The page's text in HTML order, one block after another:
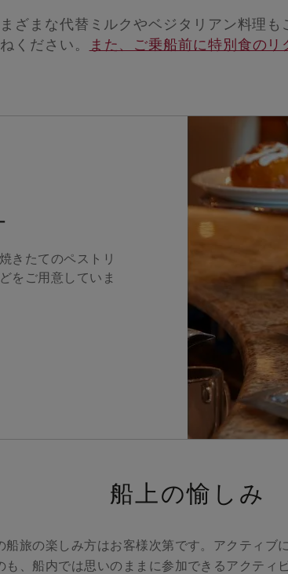
ざまな代替ミルクやベジタリアン料理
ください。
また、ご乗船前に特別食の
きたてのペストリ
をご用意していま
船上の愉しみ
船旅の楽しみ方はお客様次第です。アクティブ
も、船内では思いのままに参加できるアクティ